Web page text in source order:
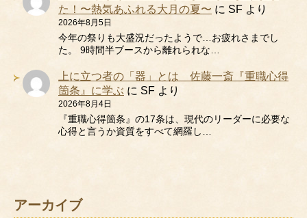
た！〜熱気あふれる大月の夏〜 に SF より
2026年8月5日
今年の祭りも大盛況だったようで…お疲れさまでし
た。 9時間半ブースから離れられな…
上に立つ者の「器」とは 佐藤一斎『重職心得
箇条』に学ぶ に SF より
2026年8月4日
『重職心得箇条』の17条は、現代のリーダーに必要な
心得と言うか資質をすべて網羅し…
アーカイブ